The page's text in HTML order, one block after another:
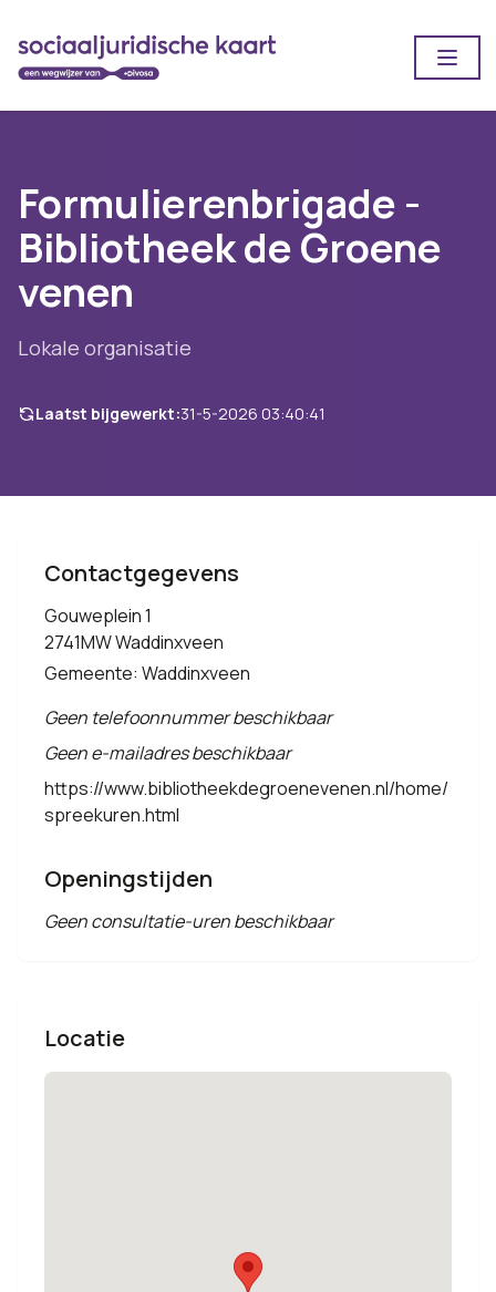
Formulierenbrigade -
Bibliotheek de Groene
venen
Lokale organisatie
Laatst bijgewerkt:31-5-2026 03:40:41
Contactgegevens
Gouweplein 1
2741MW Waddinxveen
Gemeente: Waddinxveen
Geen telefoonnummer beschikbaar
Geen e-mailadres beschikbaar
https://www.bibliotheekdegroenevenen.nl/home/
spreekuren.html
Openingstijden
Geen consultatie-uren beschikbaar
Locatie